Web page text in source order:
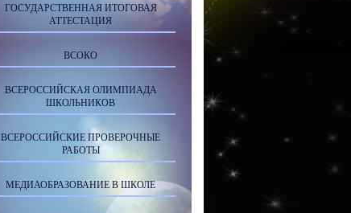
ГОСУДАРСТВЕННАЯ ИТОГОВАЯ
АТТЕСТАЦИЯ
ВСОКО
ВСЕРОССИЙСКАЯ ОЛИМПИАДА
ШКОЛЬНИКОВ
ВСЕРОССИЙСКИЕ ПРОВЕРОЧНЫЕ
РАБОТЫ
МЕДИАОБРАЗОВАНИЕ В ШКОЛЕ